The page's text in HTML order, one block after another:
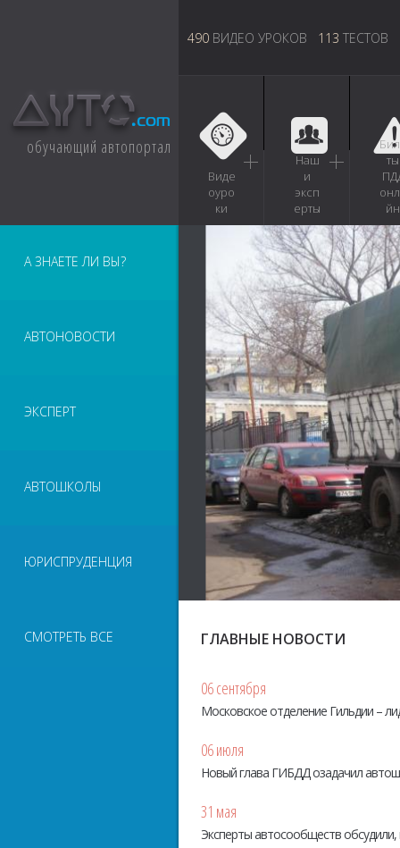
обучающий автопортал
490 ВИДЕО УРОКОВ 113 ТЕСТОВ
Виде
оуро
ки
Наш
и
эксп
ерты
ты
йн
А ЗНАЕТЕ ЛИ ВЫ?
АВТОНОВОСТИ
ЭКСПЕРТ
АВТОШКОЛЫ
ЮРИСПРУДЕНЦИЯ
СМОТРЕТЬ ВСЕ ГЛАВНЫЕ НОВОСТИ
06 сентября
Московское отделение Гильдии –
06 июля
Новый глава ГИБДД озадачил
31 мая
Эксперты автосообществ